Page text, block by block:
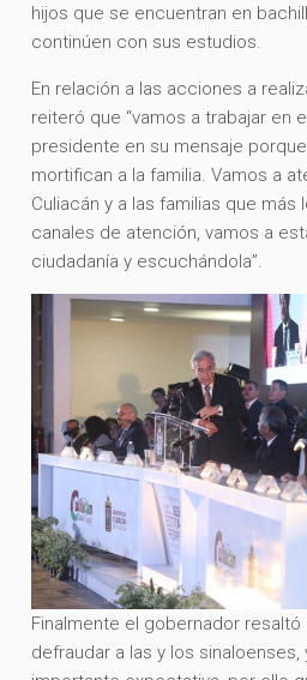
hijos que se encuentran en
continúen con sus estudios.
En relación a las acciones a
reiteró que “vamos a trabajar en
presidente en su mensaje
mortifican a la familia. Vamos a
Culiacán y a las familias que más
canales de atención, vamos a
ciudadanía y escuchándola”.
Finalmente el gobernador
defraudar a las y los